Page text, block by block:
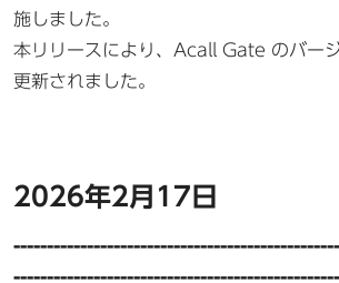
施しました。
本リリースにより、Acall Gate のバー
更新されました。
2026年2月17日